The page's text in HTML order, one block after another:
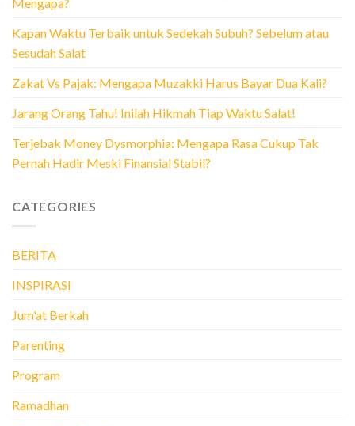
Kapan Waktu Terbaik untuk Sedekah Subuh? Sebelum atau
Sesudah Salat
Zakat Vs Pajak: Mengapa Muzakki Harus Bayar Dua Kali?
Jarang Orang Tahu! Inilah Hikmah Tiap Waktu Salat!
Terjebak Money Dysmorphia: Mengapa Rasa Cukup Tak
Pernah Hadir Meski Finansial Stabil?
CATEGORIES
BERITA
INSPIRASI
Jum'at Berkah
Parenting
Program
Ramadhan